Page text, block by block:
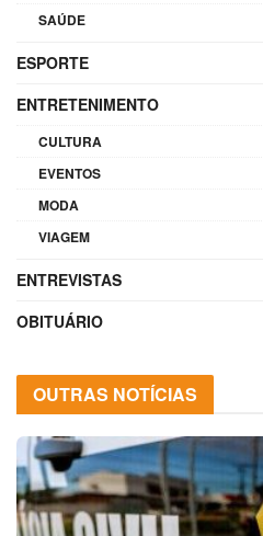
SAÚDE
ESPORTE
ENTRETENIMENTO
CULTURA
EVENTOS
MODA
VIAGEM
ENTREVISTAS
OBITUÁRIO
OUTRAS NOTÍCIAS